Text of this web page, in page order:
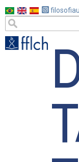
para
conteúdo
principal